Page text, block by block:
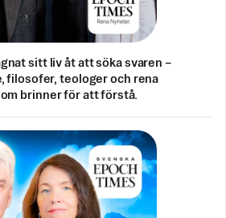
sitt liv åt att söka svaren –
filosofer, teologer och rena
brinner för att förstå.